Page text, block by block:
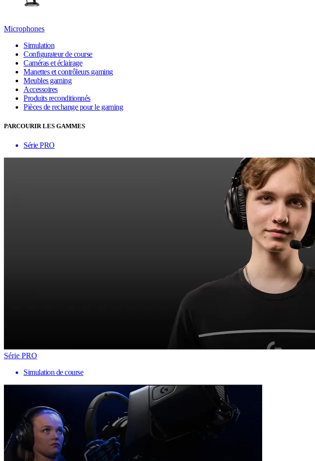
Microphones
Simulation
Configurateur de course
Caméras et éclairage
Manettes et contrôleurs gaming
Meubles gaming
Accessoires
Produits reconditionnés
Pièces de rechange pour le gaming
PARCOURIR LES GAMMES
Série PRO
Série PRO
Simulation de course